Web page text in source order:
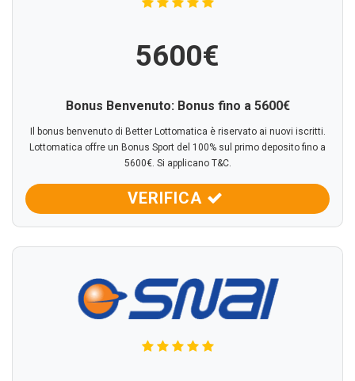
5600€
Bonus Benvenuto: Bonus fino a 5600€
Il bonus benvenuto di Better Lottomatica è riservato ai nuovi iscritti.
Lottomatica offre un Bonus Sport del 100% sul primo deposito fino a
5600€. Si applicano T&C.
VERIFICA